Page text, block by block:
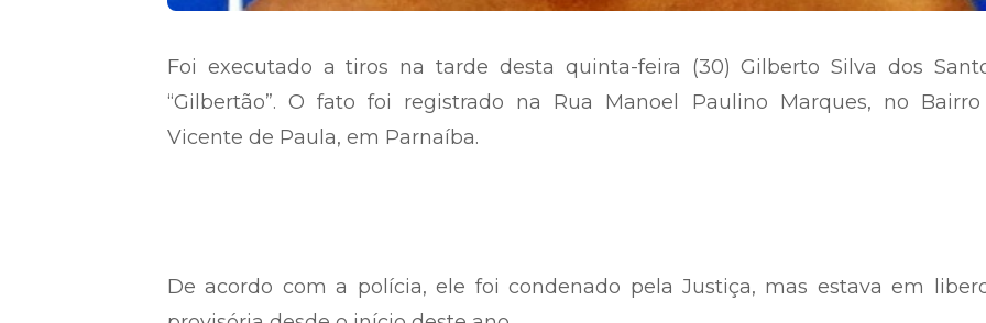
Foi executado a tiros na tarde desta quinta-feira (30) Gilberto Silva dos
“Gilbertão”. O fato foi registrado na Rua Manoel Paulino Marques, no Bairro
Vicente de Paula, em Parnaíba.
De acordo com a polícia, ele foi condenado pela Justiça, mas estava em